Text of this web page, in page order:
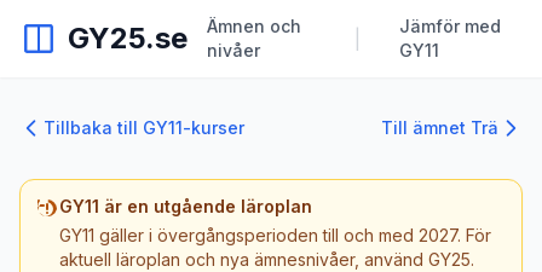
GY25.se
Ämnen och
nivåer
Jämför med
GY11
Tillbaka till GY11-kurser Till ämnet Trä
GY11 är en utgående läroplan
GY11 gäller i övergångsperioden till och med 2027. För
aktuell läroplan och nya ämnesnivåer, använd GY25.